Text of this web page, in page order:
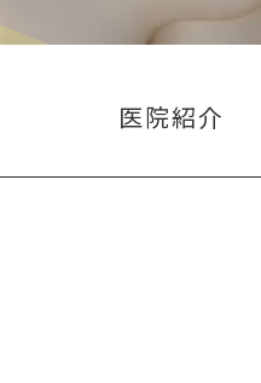
医院紹介